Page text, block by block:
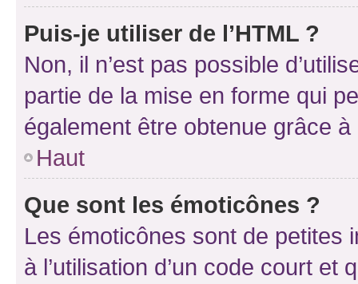
Puis-je utiliser de l’HTML ?
Non, il n’est pas possible
partie de la mise en forme qui
également être obtenue grâce à
Haut
Que sont les émoticônes ?
Les émoticônes sont de petites
à l’utilisation d’un code court et